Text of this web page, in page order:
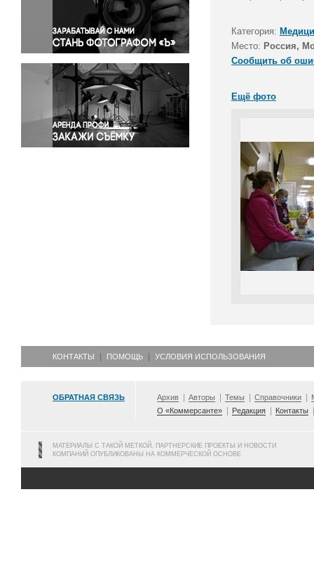
Правосудие
Происшествия и конфликты
Религия
Светская жизнь
Спорт
Экология
Экономика и бизнес
Категория:
Место: Россия,
Сообщить об
Ещё фото
КОНТАКТЫ ПОМОЩЬ УСЛОВИЯ ИСПОЛЬЗОВАНИЯ
ОБРАТНАЯ СВЯЗЬ Архив Авторы Темы Справочники
О «Коммерсанте»
Редакция Контакты
МАТЕРИАЛЫ С ТАКОЙ МЕТКОЙ, ПАРТНЕРСКИЕ ПРОЕКТЫ И НОВОСТИ
КОМПАНИЙ ОПУБЛИКОВАНЫ НА КОММЕРЧЕСКОЙ ОСНОВЕ